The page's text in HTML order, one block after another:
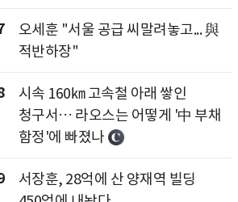
오세훈 "서울 공급 씨말려놓고... 與
적반하장"
시속 160㎞ 고속철 아래 쌓인
청구서… 라오스는 어떻게 '中 부채
함정'에 빠졌나
서장훈, 28억에 산 양재역 빌딩